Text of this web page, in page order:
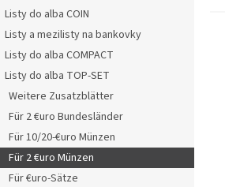
Listy do alba COIN
Listy a mezilisty na bankovky
Listy do alba COMPACT
Listy do alba TOP-SET
Weitere Zusatzblätter
Für 2 €uro Bundesländer
Für 10/20-€uro Münzen
Für 2 €uro Münzen
Für €uro-Sätze